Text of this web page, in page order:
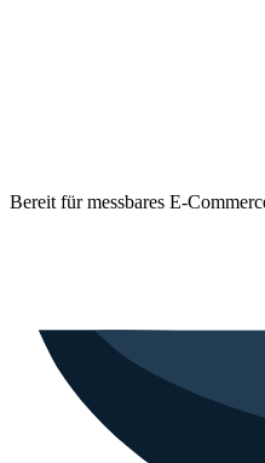
Bereit für messbares E-